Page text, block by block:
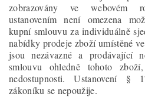
zobrazovány ve webovém
ustanovením není omezena
kupní smlouvu za individuálně
nabídky prodeje zboží umístěné
jsou nezávazné a prodávající
smlouvu ohledně tohoto
nedostupnosti. Ustanovení §
zákoníku se nepoužije.